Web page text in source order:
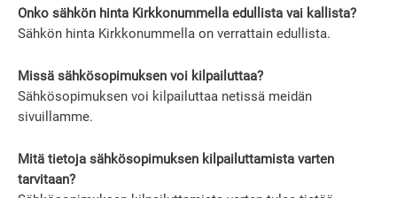
Onko sähkön hinta Kirkkonummella edullista vai kallista?
Sähkön hinta Kirkkonummella on verrattain edullista.
Missä sähkösopimuksen voi kilpailuttaa?
Sähkösopimuksen voi kilpailuttaa netissä meidän
sivuillamme.
Mitä tietoja sähkösopimuksen kilpailuttamista varten
tarvitaan?